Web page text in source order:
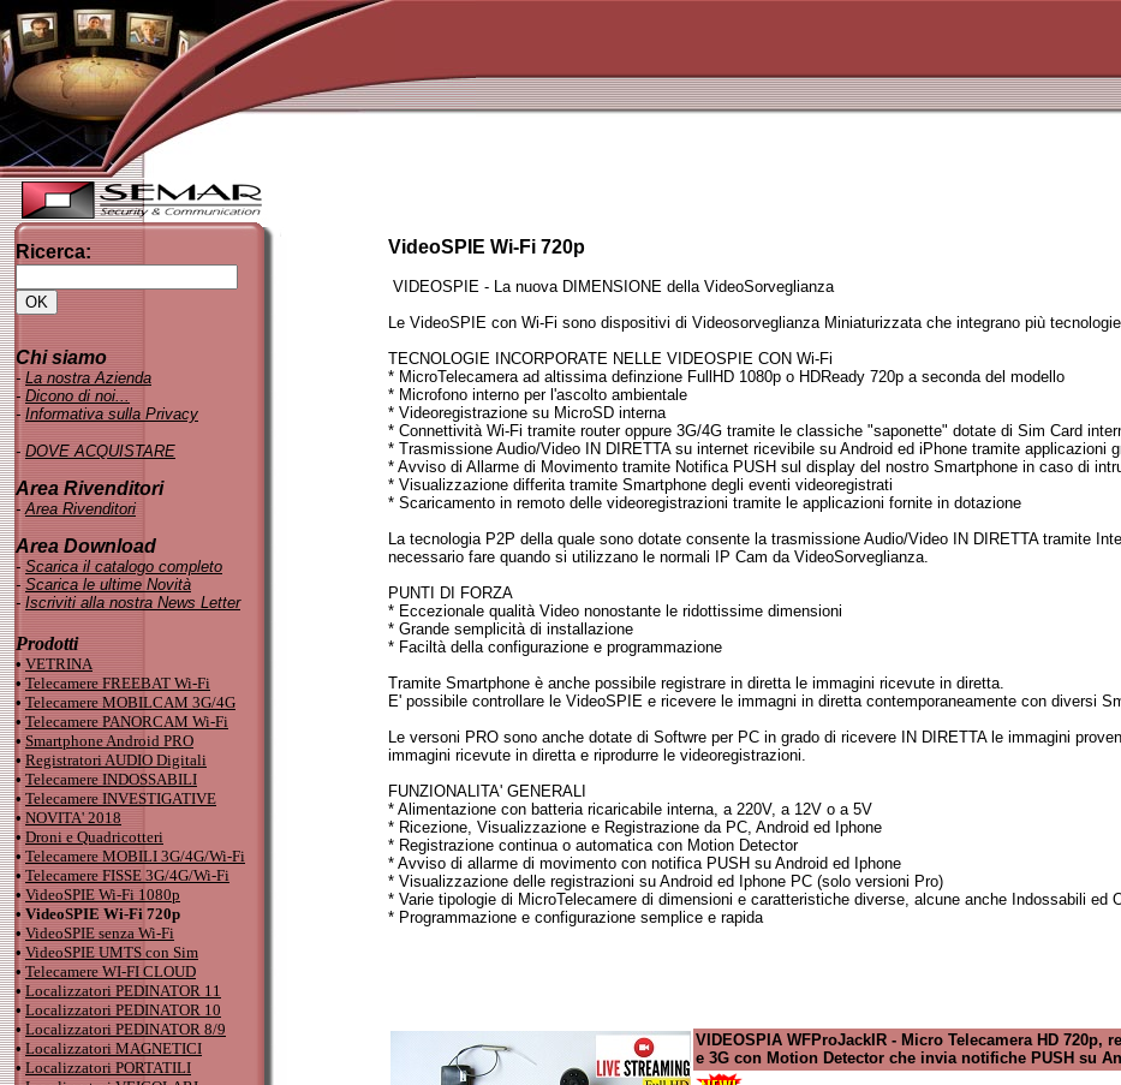
Ricerca:
Chi siamo
- La nostra Azienda
- Dicono di noi...
- Informativa sulla Privacy
- DOVE ACQUISTARE
Area Rivenditori
-Area Rivenditori
Area Download
- Scarica il catalogo completo
- Scarica le ultime Novità
- Iscriviti alla nostra News Letter
Prodotti
• VETRINA
• Telecamere FREEBAT Wi-Fi
• Telecamere MOBILCAM 3G/4G
• Telecamere PANORCAM Wi-Fi
• Smartphone Android PRO
• Registratori AUDIO Digitali
• Telecamere INDOSSABILI
• Telecamere INVESTIGATIVE
• NOVITA' 2018
• Droni e Quadricotteri
• Telecamere MOBILI 3G/4G/Wi-Fi
• Telecamere FISSE 3G/4G/Wi-Fi
• VideoSPIE Wi-Fi 1080p
• VideoSPIE Wi-Fi 720p
• VideoSPIE senza Wi-Fi
• VideoSPIE UMTS con Sim
• Telecamere WI-FI CLOUD
• Localizzatori PEDINATOR 11
• Localizzatori PEDINATOR 10
• Localizzatori PEDINATOR 8/9
• Localizzatori MAGNETICI
• Localizzatori PORTATILI
VideoSPIE Wi-Fi 720p
VIDEOSPIE - La nuova DIMENSIONE della VideoSorveglianza
Le VideoSPIE con Wi-Fi sono dispositivi di Videosorveglianza Miniaturizzata che integrano più
TECNOLOGIE INCORPORATE NELLE VIDEOSPIE CON Wi-Fi
* MicroTelecamera ad altissima definzione FullHD 1080p o HDReady 720p a seconda del modello
* Microfono interno per l'ascolto ambientale
* Videoregistrazione su MicroSD interna
* Connettività Wi-Fi tramite router oppure 3G/4G tramite le classiche "saponette" dotate di Sim Card
* Trasmissione Audio/Video IN DIRETTA su internet ricevibile su Android ed iPhone tramite applicazioni
* Avviso di Allarme di Movimento tramite Notifica PUSH sul display del nostro Smartphone in caso di
* Visualizzazione differita tramite Smartphone degli eventi videoregistrati
* Scaricamento in remoto delle videoregistrazioni tramite le applicazioni fornite in dotazione
La tecnologia P2P della quale sono dotate consente la trasmissione Audio/Video IN DIRETTA tramite
necessario fare quando si utilizzano le normali IP Cam da VideoSorveglianza.
PUNTI DI FORZA
* Eccezionale qualità Video nonostante le ridottissime dimensioni
* Grande semplicità di installazione
* Faciltà della configurazione e programmazione
Tramite Smartphone è anche possibile registrare in diretta le immagini ricevute in diretta.
E' possibile controllare le VideoSPIE e ricevere le immagni in diretta contemporaneamente con diversi
Le versoni PRO sono anche dotate di Softwre per PC in grado di ricevere IN DIRETTA le immagini
immagini ricevute in diretta e riprodurre le videoregistrazioni.
FUNZIONALITA' GENERALI
* Alimentazione con batteria ricaricabile interna, a 220V, a 12V o a 5V
* Ricezione, Visualizzazione e Registrazione da PC, Android ed Iphone
* Registrazione continua o automatica con Motion Detector
* Avviso di allarme di movimento con notifica PUSH su Android ed Iphone
* Visualizzazione delle registrazioni su Android ed Iphone PC (solo versioni Pro)
* Varie tipologie di MicroTelecamere di dimensioni e caratteristiche diverse, alcune anche Indossabili ed
* Programmazione e configurazione semplice e rapida
VIDEOSPIA WFProJackIR - Micro Telecamera HD
e 3G con Motion Detector che invia notifiche PUSH su